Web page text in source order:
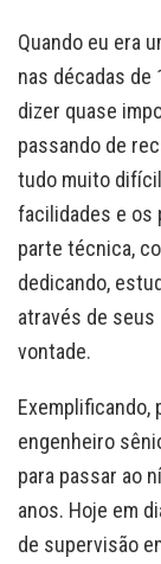
Quando eu era
nas décadas de
dizer quase
passando de
tudo muito
facilidades e os
parte técnica,
dedicando,
através de
vontade.
Exemplificando,
engenheiro
para passar ao
anos. Hoje em
de supervisão